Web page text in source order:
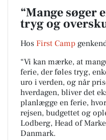
“Mange søger
tryg og
Hos First Camp
“Vi kan mærke, at
ferie, der føles tryg,
uro i verden, og når
hverdagen, bliver det
planlægge en ferie,
rejsen, budgettet og
Lodberg, Head of
Danmark.